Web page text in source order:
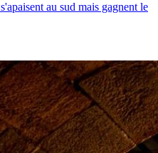
au sud mais gagnent le